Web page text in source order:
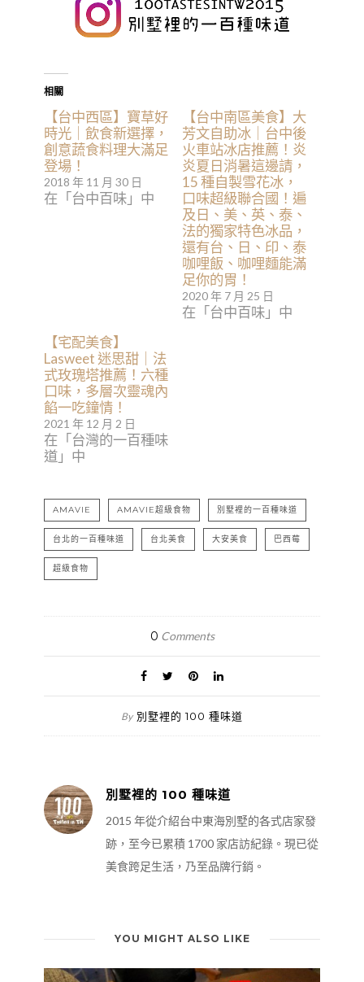
相關
【台中西區】寶草好
時光｜飲食新選擇，
創意蔬食料理大滿足
登場！
2018 年 11 月 30 日
在「台中百味」中
【台中南區美食】大
芳文自助冰｜台中後
火車站冰店推薦！炎
炎夏日消暑這邊請，
15 種自製雪花冰，
口味超級聯合國！遍
及日、美、英、泰、
法的獨家特色冰品，
還有台、日、印、泰
咖哩飯、咖哩麵能滿
足你的胃！
2020 年 7 月 25 日
在「台中百味」中
【宅配美食】
Lasweet 迷思甜｜法
式玫瑰塔推薦！六種
口味，多層次靈魂內
餡一吃鐘情！
2021 年 12 月 2 日
在「台灣的一百種味
道」中
AMAVIE AMAVIE超級食物 別墅裡的一百種味道
台北的一百種味道 台北美食 大安美食 巴西莓
超級食物
0 Comments
By 別墅裡的 100 種味道
別墅裡的 100 種味道
2015 年從介紹台中東海別墅的各式店家發
跡，至今已累積 1700 家店訪紀錄。現已從
美食跨足生活，乃至品牌行銷。
YOU MIGHT ALSO LIKE